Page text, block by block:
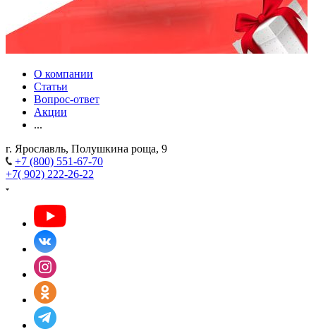
О компании
Статьи
Вопрос-ответ
Акции
...
г. Ярославль, Полушкина роща, 9
+7 (800) 551-67-70
+7( 902) 222-26-22